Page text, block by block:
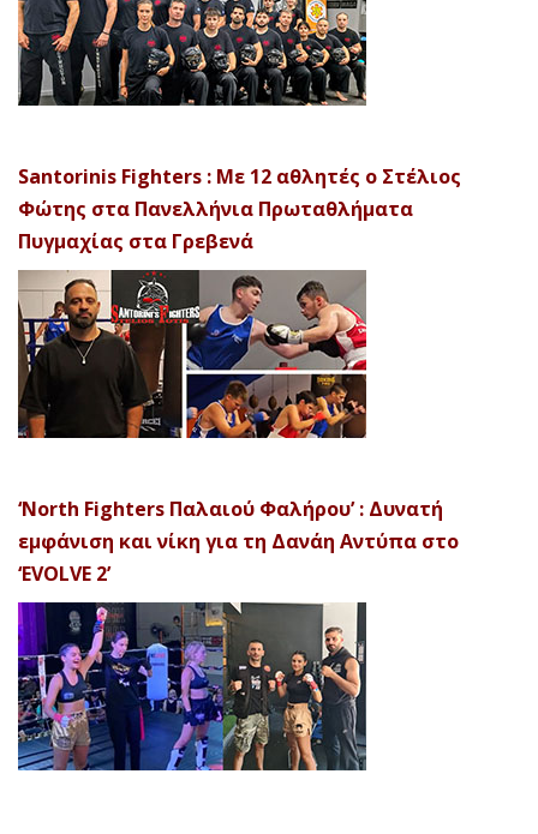
Santorinis Fighters : Με 12 αθλητές ο Στέλιος
Φώτης στα Πανελλήνια Πρωταθλήματα
Πυγμαχίας στα Γρεβενά
‘North Fighters Παλαιού Φαλήρου’ : Δυνατή
εμφάνιση και νίκη για τη Δανάη Αντύπα στο
‘EVOLVE 2’